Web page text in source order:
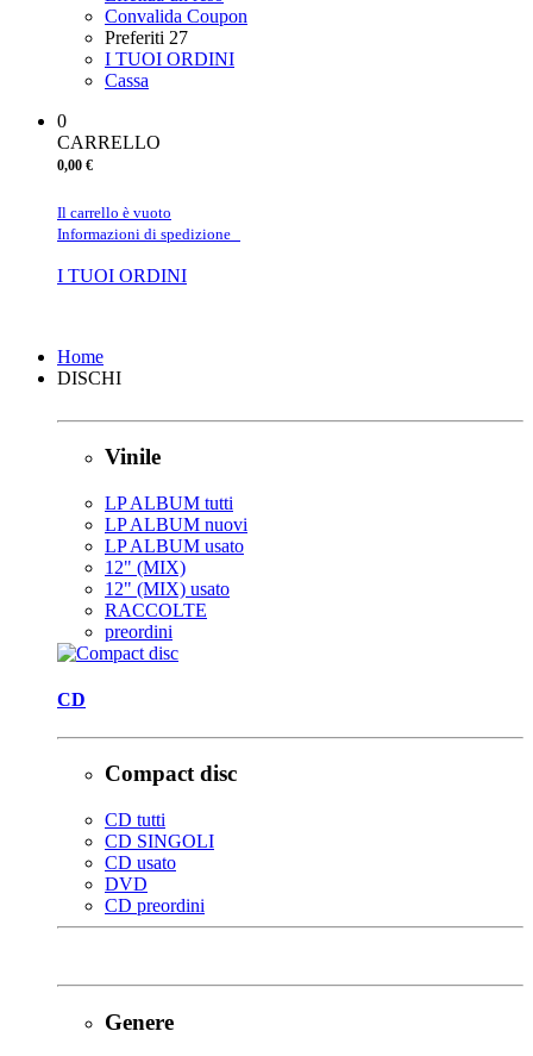
Convalida Coupon
Preferiti 27
I TUOI ORDINI
Cassa
0
CARRELLO
0,00 €
Il carrello è vuoto
Informazioni di spedizione
I TUOI ORDINI
Home
DISCHI
Vinile
LP ALBUM tutti
LP ALBUM nuovi
LP ALBUM usato
12" (MIX)
12" (MIX) usato
RACCOLTE
preordini
CD
Compact disc
CD tutti
CD SINGOLI
CD usato
DVD
CD preordini
Genere